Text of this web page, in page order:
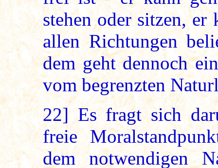
stehen oder sitzen,
allen Richtungen
dem geht dennoch
vom begrenzten
22] Es fragt sich
freie
dem notwendigen